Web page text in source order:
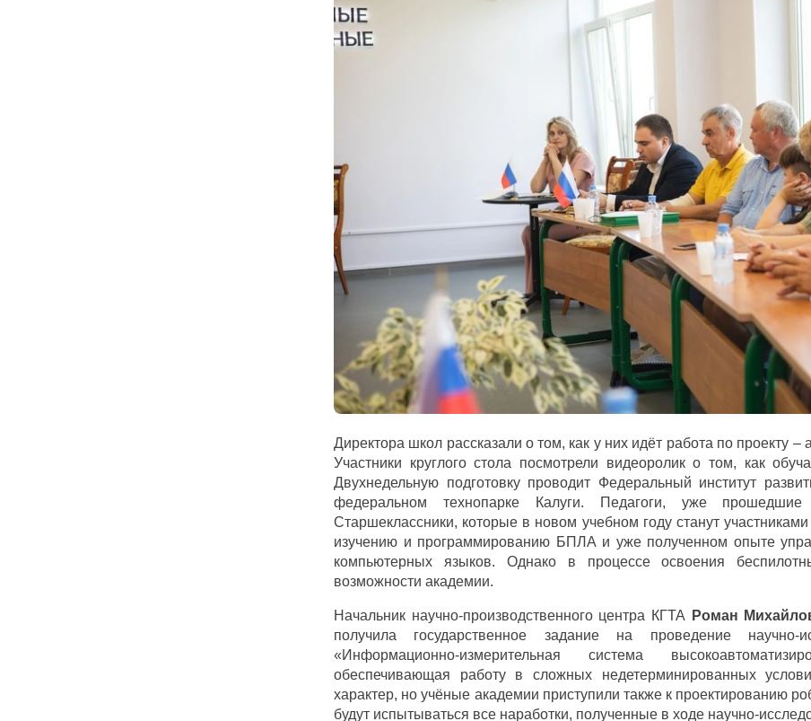
Директора школ рассказали о том, как у них идёт работа по проекту –
Участники круглого стола посмотрели видеоролик о том, как
Двухнедельную подготовку проводит Федеральный институт
федеральном технопарке Калуги. Педагоги, уже прошедшие
Старшеклассники, которые в новом учебном году станут
изучению и программированию БПЛА и уже полученном опыте
компьютерных языков. Однако в процессе освоения
возможности академии.
Начальник научно-производственного центра КГТА Роман
получила государственное задание на проведение научно-
«Информационно-измерительная система
обеспечивающая работу в сложных недетерминированных
характер, но учёные академии приступили также к проектированию
будут испытываться все наработки, полученные в ходе научно-